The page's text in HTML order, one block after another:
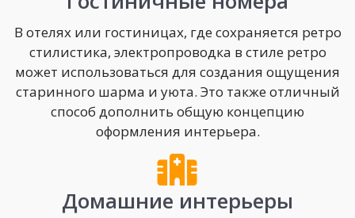
В отелях или гостиницах, где сохраняется ретро
стилистика, электропроводка в стиле ретро
может использоваться для создания ощущения
старинного шарма и уюта. Это также отличный
способ дополнить общую концепцию
оформления интерьера.
Домашние интерьеры